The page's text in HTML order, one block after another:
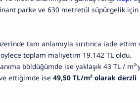
parke ve 630 metretül süpürgelik için
tam anlamıyla sırıtınca iade ettim
toplam maliyetim 19.142 TL oldu.
böldüğümde ise yaklaşık 43 TL /
ettiğimde ise 49,50 TL/m² olarak derzli